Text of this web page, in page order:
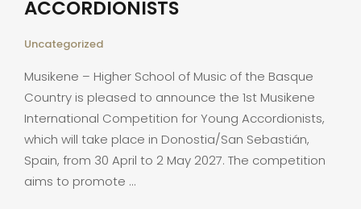
ACCORDIONISTS
Uncategorized
Musikene – Higher School of Music of the Basque
Country is pleased to announce the 1st Musikene
International Competition for Young Accordionists,
which will take place in Donostia/San Sebastián,
Spain, from 30 April to 2 May 2027. The competition
aims to promote